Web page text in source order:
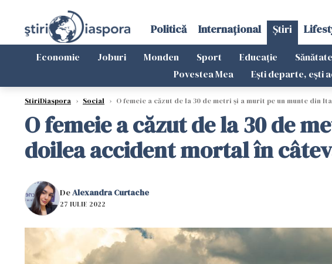
Politică Internațional Știri
Economie Joburi Monden Sport Educație Sănătate
Povestea Mea
Ești departe, ești
StiriDiaspora › Social › O femeie a căzut de la 30 de metri și a murit pe un munte
O femeie a căzut de la 30 de
doilea accident mortal în
DeAlexandra Curtache
27 IULIE 2022